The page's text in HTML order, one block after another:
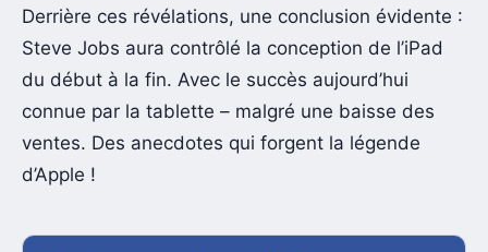
Derrière ces révélations, une conclusion évidente :
Steve Jobs aura contrôlé la conception de l’iPad
du début à la fin. Avec le succès aujourd’hui
connue par la tablette – malgré une baisse des
ventes. Des anecdotes qui forgent la légende
d’Apple !